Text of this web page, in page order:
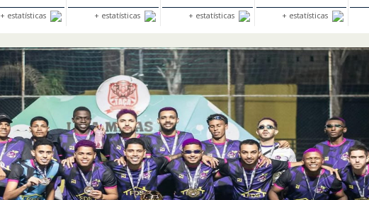
+ estatísticas + estatísticas + estatísticas + estatísticas